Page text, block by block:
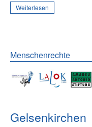
Weiterlesen
Menschenrechte
Gelsenkirchen